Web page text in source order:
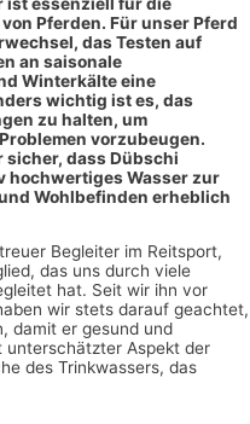
Pferden. Für unser Pferd
das Testen auf
an saisonale
Winterkälte eine
wichtig ist es, das
zu halten, um
vorzubeugen.
sicher, dass Dübschi
hochwertiges Wasser zur
Wohlbefinden erheblich
Begleiter im Reitsport,
das uns durch viele
hat. Seit wir ihn vor
wir stets darauf geachtet,
damit er gesund und
unterschätzter Aspekt der
des Trinkwassers, das